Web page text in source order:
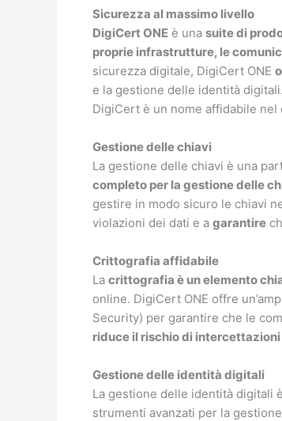
Sicurezza al massimo livello
DigiCert ONE è una suite di
proprie infrastrutture, le
sicurezza digitale, DigiCert ONE
e la gestione delle identità
DigiCert è un nome affidabile
Gestione delle chiavi
La gestione delle chiavi è una
completo per la gestione delle
gestire in modo sicuro le chiavi
violazioni dei dati e a garantire
Crittografia affidabile
La crittografia è un elemento
online. DigiCert ONE offre
Security) per garantire che le
riduce il rischio di
Gestione delle identità digitali
La gestione delle identità digitali
strumenti avanzati per la